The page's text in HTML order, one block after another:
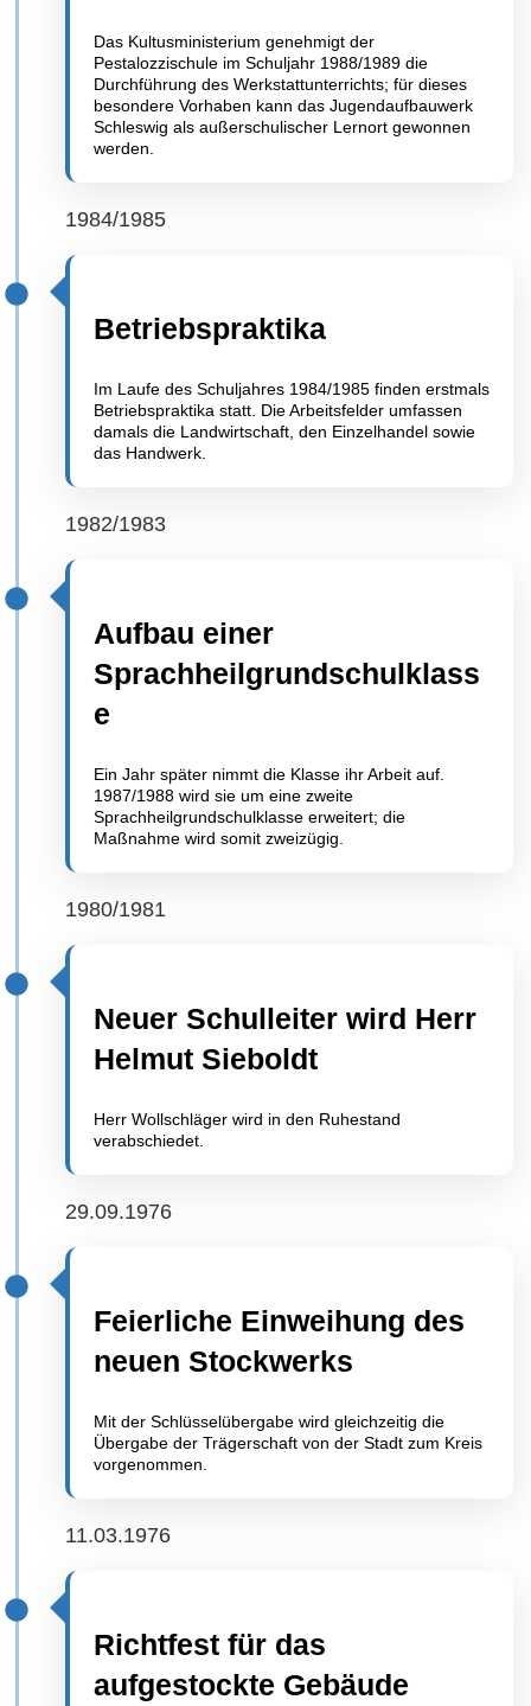
Das Kultusministerium genehmigt der
Pestalozzischule im Schuljahr 1988/1989 die
Durchführung des Werkstattunterrichts; für dieses
besondere Vorhaben kann das Jugendaufbauwerk
Schleswig als außerschulischer Lernort gewonnen
werden.
1984/1985
Betriebspraktika
Im Laufe des Schuljahres 1984/1985 finden erstmals
Betriebspraktika statt. Die Arbeitsfelder umfassen
damals die Landwirtschaft, den Einzelhandel sowie
das Handwerk.
1982/1983
Aufbau einer
Sprachheilgrundschulklass
e
Ein Jahr später nimmt die Klasse ihr Arbeit auf.
1987/1988 wird sie um eine zweite
Sprachheilgrundschulklasse erweitert; die
Maßnahme wird somit zweizügig.
1980/1981
Neuer Schulleiter wird Herr
Helmut Sieboldt
Herr Wollschläger wird in den Ruhestand
verabschiedet.
29.09.1976
Feierliche Einweihung des
neuen Stockwerks
Mit der Schlüsselübergabe wird gleichzeitig die
Übergabe der Trägerschaft von der Stadt zum Kreis
vorgenommen.
11.03.1976
Richtfest für das
aufgestockte Gebäude